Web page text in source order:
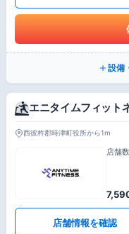
設備
エニタイムフィット
西彼杵郡時津町役所から1m
店舗
店舗情報を確認